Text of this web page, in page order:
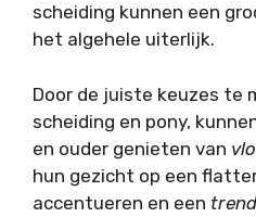
scheiding kunnen een
het algehele uiterlijk.
Door de juiste keuzes te
scheiding en pony,
en ouder genieten van
hun gezicht op een
accentueren en een